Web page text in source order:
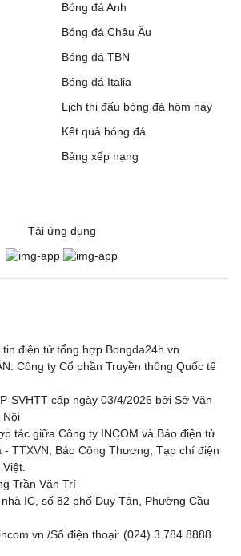
Bóng đá Anh
Bóng đá Châu Âu
Bóng đá TBN
Bóng đá Italia
Lịch thi đấu bóng đá hôm nay
Kết quả bóng đá
Bảng xếp hạng
Tải ứng dụng
điện tử tổng hợp Bongda24h.vn
Công ty Cổ phần Truyền thông Quốc tế
SVHTT cấp ngày 03/4/2026 bởi Sở Văn
Nội
tác giữa Công ty INCOM và Báo điện tử
- TTXVN, Báo Công Thương, Tạp chí điện
Trần Văn Trí
IC, số 82 phố Duy Tân, Phường Cầu
/Số điện thoại: (024) 3.784 8888